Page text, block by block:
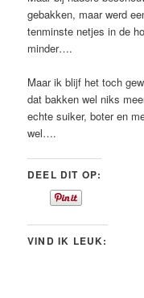
gebakken, maar werd
tenminste netjes in de
minder….
Maar ik blijf het toch
dat bakken wel niks
echte suiker, boter en
wel….
DEEL DIT OP:
VIND IK LEUK: